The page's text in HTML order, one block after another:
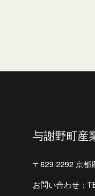
与謝野町産
〒629-2292 京都
お問い合わせ：